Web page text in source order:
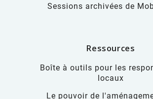
Sessions archivées de
Ressources
Boîte à outils pour les
locaux
Le pouvoir de